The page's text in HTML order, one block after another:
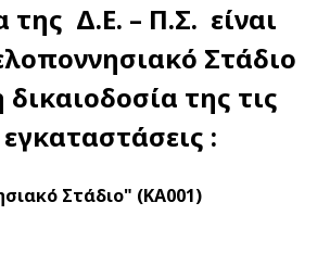
της Δ.Ε. – Π.Σ. είναι
Στάδιο
δικαιοδοσία της τις
:
Στάδιο" (KA001)